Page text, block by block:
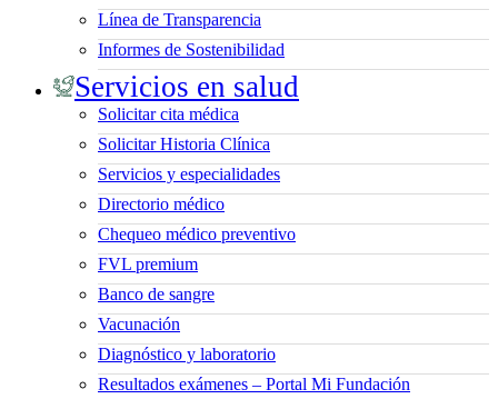
Línea de Transparencia
Informes de Sostenibilidad
Servicios en salud
Solicitar cita médica
Solicitar Historia Clínica
Servicios y especialidades
Directorio médico
Chequeo médico preventivo
FVL premium
Banco de sangre
Vacunación
Diagnóstico y laboratorio
Resultados exámenes – Portal Mi Fundación